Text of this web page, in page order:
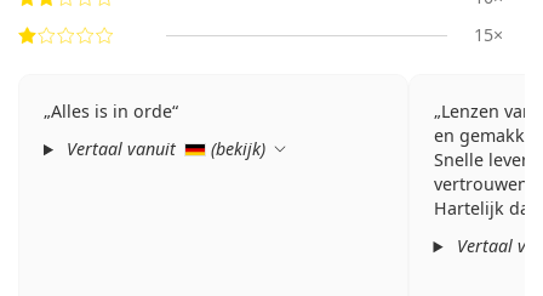
15×
Alles is in orde
Vertaal vanuit
(bekijk)
Lenzen
en
Snelle
vertrouwen
Hartelijk
Vertaal